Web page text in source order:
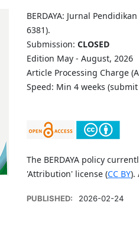
BERDAYA: Jurnal
6381).
Submission: CLOSED
Edition May - August, 2026
Article Processing Charge
Speed: Min 4 weeks
The BERDAYA policy
'Attribution' license (CC BY).
PUBLISHED: 2026-02-24